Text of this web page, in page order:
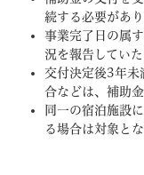
続する必要があり
事業完了日の属
況を報告してい
交付決定後3年未
合などは、補助
同一の宿泊施設
る場合は対象とな